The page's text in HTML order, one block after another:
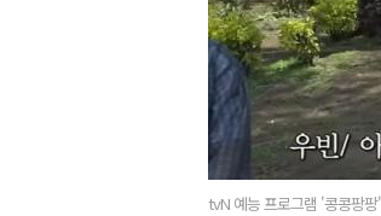
tvN 예능 프로그램 '콩콩팡